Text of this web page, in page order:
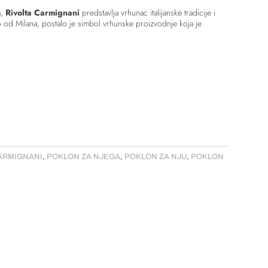
Rivolta Carmignani predstavlja vrhunac italijanske tradicije i
Milana, postalo je simbol vrhunske proizvodnje koja je
, POKLON ZA NJEGA, POKLON ZA NJU, POKLON